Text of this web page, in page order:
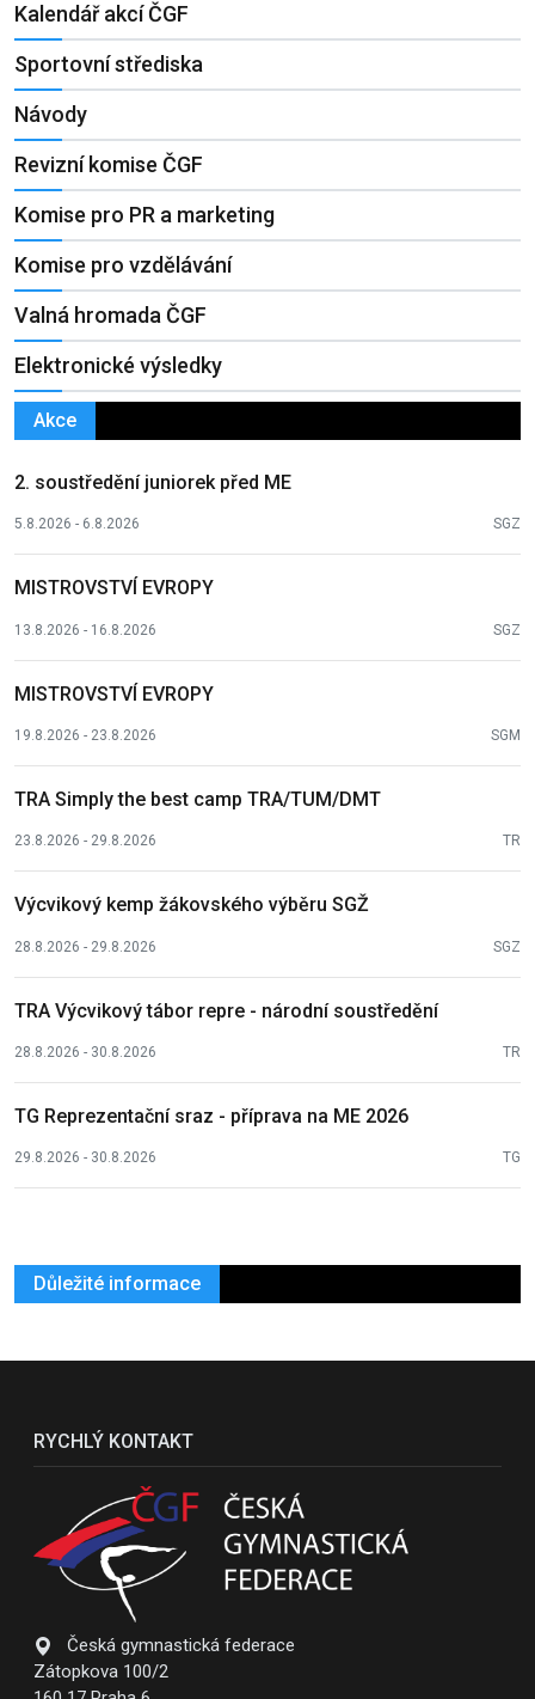
Kalendář akcí ČGF
Sportovní střediska
Návody
Revizní komise ČGF
Komise pro PR a marketing
Komise pro vzdělávání
Valná hromada ČGF
Elektronické výsledky
Akce
2. soustředění juniorek před ME
5.8.2026 - 6.8.2026 SGZ
MISTROVSTVÍ EVROPY
13.8.2026 - 16.8.2026 SGZ
MISTROVSTVÍ EVROPY
19.8.2026 - 23.8.2026 SGM
TRA Simply the best camp TRA/TUM/DMT
23.8.2026 - 29.8.2026 TR
Výcvikový kemp žákovského výběru SGŽ
28.8.2026 - 29.8.2026 SGZ
TRA Výcvikový tábor repre - národní soustředění
28.8.2026 - 30.8.2026 TR
TG Reprezentační sraz - příprava na ME 2026
29.8.2026 - 30.8.2026 TG
Důležité informace
RYCHLÝ KONTAKT
Česká gymnastická federace
Zátopkova 100/2